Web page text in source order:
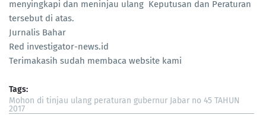
menyingkapi dan meninjau ulang Keputusan dan Peraturan
tersebut di atas.
Jurnalis Bahar
Red investigator-news.id
Terimakasih sudah membaca website kami
Tags:
Mohon di tinjau ulang peraturan gubernur Jabar no 45 TAHUN
2017